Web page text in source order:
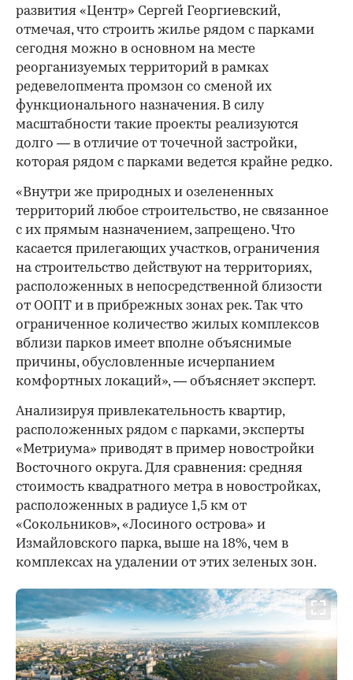
развития «Центр» Сергей Георгиевский,
отмечая, что строить жилье рядом с парками
сегодня можно в основном на месте
реорганизуемых территорий в рамках
редевелопмента промзон со сменой их
функционального назначения. В силу
масштабности такие проекты реализуются
долго — в отличие от точечной застройки,
которая рядом с парками ведется крайне редко.
«Внутри же природных и озелененных
территорий любое строительство, не связанное
с их прямым назначением, запрещено. Что
касается прилегающих участков, ограничения
на строительство действуют на территориях,
расположенных в непосредственной близости
от ООПТ и в прибрежных зонах рек. Так что
ограниченное количество жилых комплексов
вблизи парков имеет вполне объяснимые
причины, обусловленные исчерпанием
комфортных локаций», — объясняет эксперт.
Анализируя привлекательность квартир,
расположенных рядом с парками, эксперты
«Метриума» приводят в пример новостройки
Восточного округа. Для сравнения: средняя
стоимость квадратного метра в новостройках,
расположенных в радиусе 1,5 км от
«Сокольников», «Лосиного острова» и
Измайловского парка, выше на 18%, чем в
комплексах на удалении от этих зеленых зон.